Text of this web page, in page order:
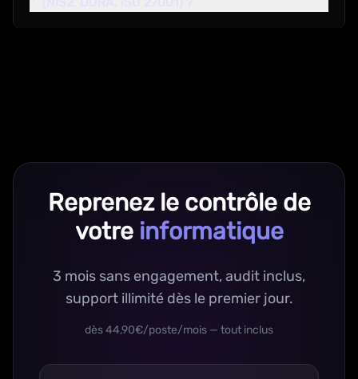
Reprenez le contrôle de
votre informatique
3 mois sans engagement, audit inclus,
support illimité dès le premier jour.
dès 44,90€/poste/mois — tout inclus